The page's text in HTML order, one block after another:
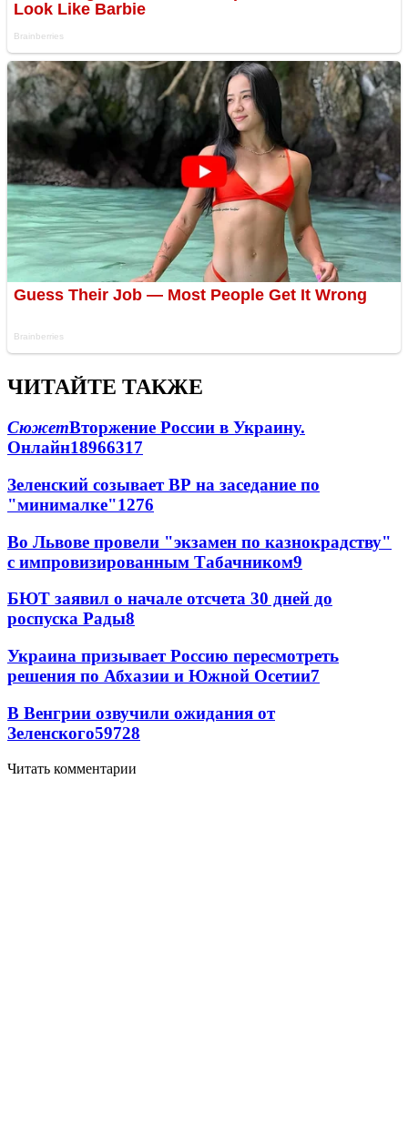
ЧИТАЙТЕ ТАКЖЕ
СюжетВторжение России в Украину.
Онлайн18966317
Зеленский созывает ВР на заседание по
"минималке"1276
Во Львове провели "экзамен по казнокрадству"
с импровизированным Табачником9
БЮТ заявил о начале отсчета 30 дней до
роспуска Рады8
Украина призывает Россию пересмотреть
решения по Абхазии и Южной Осетии7
В Венгрии озвучили ожидания от
Зеленского59728
Читать комментарии